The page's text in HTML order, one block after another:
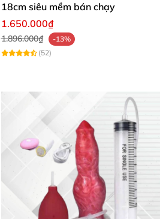
18cm siêu mềm bán chạy
1.650.000₫
1.896.000₫
-13%
(52)